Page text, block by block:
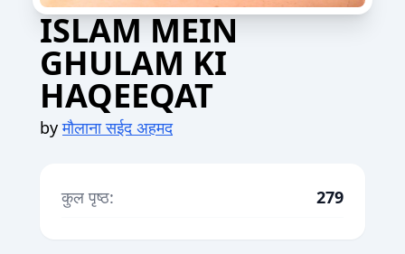
ISLAM MEIN
GHULAM KI
HAQEEQAT
byमौलाना सईद अहमद
कुल पृष्ठ: 279